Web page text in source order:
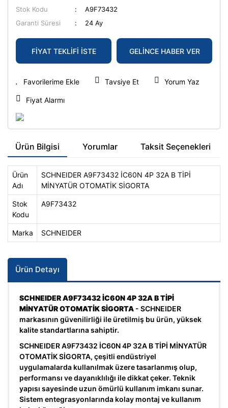
Stok Kodu
A9F73432
Garanti Süresi
24 Ay
FİYAT TEKLİFİ İSTE GELİNCE HABER VER
Tavsiye Et Yorum Yaz
Fiyat Alarmı
Ürün Bilgisi Yorumlar Taksit Seçenekleri
Ürün
Adı
SCHNEIDER A9F73432 İC60N 4P 32A B TİPİ
MİNYATÜR OTOMATİK SİGORTA
Stok
Kodu
A9F73432
Marka SCHNEIDER
Ürün Detayı
SCHNEIDER A9F73432 İC60N 4P 32A B TİPİ
MİNYATÜR OTOMATİK SİGORTA - SCHNEIDER
markasının güvenilirliği ile üretilmiş bu ürün, yüksek
kalite standartlarına sahiptir.
SCHNEIDER A9F73432 İC60N 4P 32A B TİPİ MİNYATÜR
OTOMATİK SİGORTA, çeşitli endüstriyel
uygulamalarda kullanılmak üzere tasarlanmış olup,
performansı ve dayanıklılığı ile dikkat çeker. Teknik
yapısı sayesinde uzun ömürlü kullanım imkanı sunar.
Sistem entegrasyonlarında kolay montaj ve kullanım